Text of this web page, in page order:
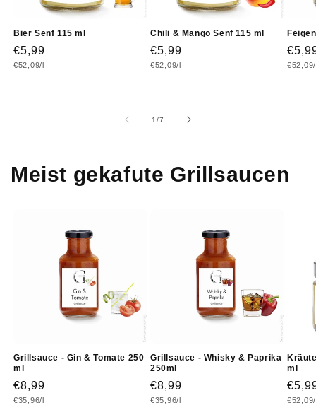
Bier Senf 115 ml
Normaler
Preis
€5,99
Grundpreis
€52,09/l
Chili & Mango Senf 115 ml
Normaler
Preis
€5,99
Grundpreis
€52,09/l
Preis
1/von
7
Meist gekafute Grillsaucen
Grillsauce - Gin & Tomate 250
ml
Normaler
Preis
€8,99
Grundpreis
€35,96/l
Grillsauce - Whisky & Paprika
250ml
Normaler
Preis
€8,99
Grundpreis
€35,96/l
ml
Preis